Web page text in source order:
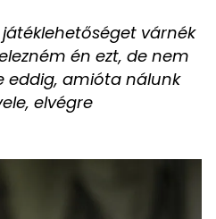
várnék
én ezt, de nem
eddig, amióta nálunk
elvégre